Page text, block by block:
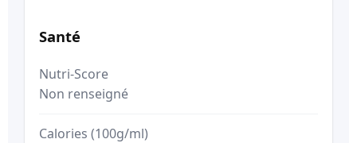
Santé
Nutri-Score
Non renseigné
Calories (100g/ml)